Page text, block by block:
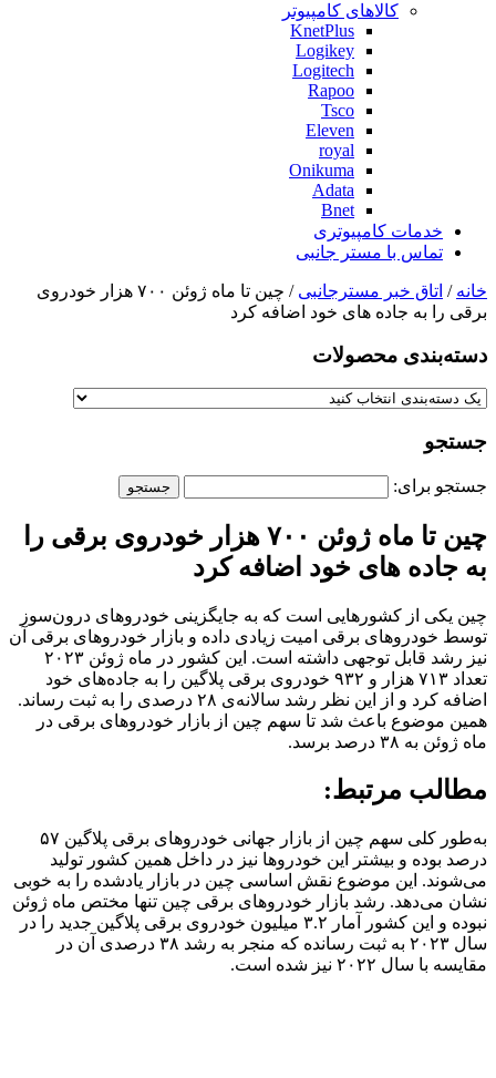
کالاهای کامپیوتر
KnetPlus
Logikey
Logitech
Rapoo
Tsco
Eleven
royal
Onikuma
Adata
Bnet
خدمات کامپیوتری
تماس با مستر جانبی
خانه / اتاق خبر مسترجانبی
/ چین تا ماه ژوئن ۷۰۰ هزار خودروی
برقی را به جاده های خود اضافه کرد
دسته‌بندی‌ محصولات
جستجو
جستجو برای:
چین تا ماه ژوئن ۷۰۰ هزار خودروی برقی را
به جاده های خود اضافه کرد
چین یکی از کشورهایی است که به جایگزینی خودروهای درون‌سوز
توسط خودروهای برقی امیت زیادی داده و بازار خودروهای برقی آن
نیز رشد قابل توجهی داشته است. این کشور در ماه ژوئن ۲۰۲۳
تعداد ۷۱۳ هزار و ۹۳۲ خودروی برقی پلاگین را به جاده‌های خود
اضافه کرد و از این نظر رشد سالانه‌ی ۲۸ درصدی را به ثبت رساند.
همین موضوع باعث شد تا سهم چین از بازار خودروهای برقی در
ماه ژوئن به ۳۸ درصد برسد.
مطالب مرتبط:
به‌طور کلی سهم چین از بازار جهانی خودروهای برقی پلاگین ۵۷
درصد بوده و بیشتر این خودروها نیز در داخل همین کشور تولید
می‌شوند. این موضوع نقش اساسی چین در بازار یادشده را به خوبی
نشان می‌دهد. رشد بازار خودروهای برقی چین تنها مختص ماه ژوئن
نبوده و این کشور آمار ۳.۲ میلیون خودروی برقی پلاگین جدید را در
سال ۲۰۲۳ به ثبت رسانده که منجر به رشد ۳۸ درصدی آن در
مقایسه با سال ۲۰۲۲ نیز شده است.